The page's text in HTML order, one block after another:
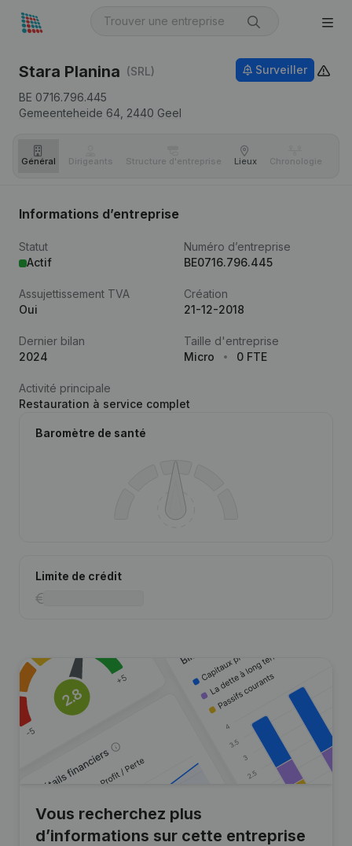
Stara Planina (SRL)
BE 0716.796.445
Gemeenteheide 64, 2440 Geel
Surveiller
Général Dirigeants Structure d'entreprise Lieux Chronologie
Informations d’entreprise
Statut
Actif
Numéro d’entreprise
BE0716.796.445
Assujettissement TVA
Oui
Création
21-12-2018
Dernier bilan
2024
Taille d'entreprise
Micro
0 FTE
Activité principale
Restauration à service complet
Baromètre de santé
Limite de crédit
Vous recherchez plus
d’informations sur cette entreprise